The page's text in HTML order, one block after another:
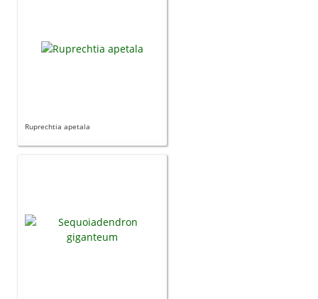
Ruprechtia apetala